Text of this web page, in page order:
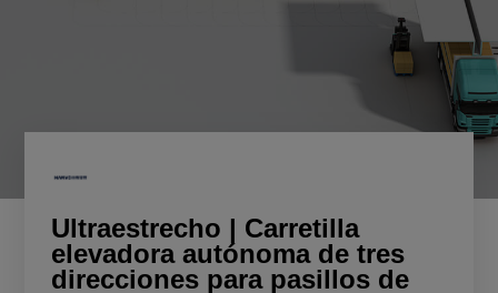
Ultraestrecho | Carretilla
elevadora autónoma de tres
direcciones para pasillos de